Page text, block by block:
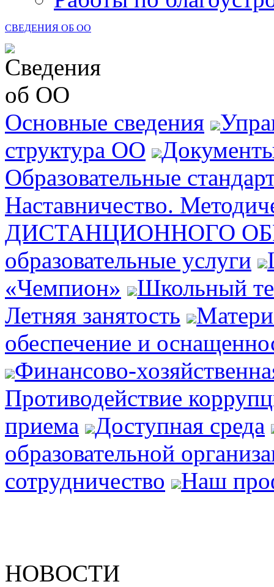
СВЕДЕНИЯ ОБ ОО
Основные сведения
структура ОО
Образовательные
Наставничество.
ДИСТАНЦИОННОГО
образовательные услуги
«Чемпион»
Школьный
Летняя занятость
обеспечение и
Финансово-
Противодействие
приема
Доступная среда
образовательной
сотрудничество
Наш
НОВОСТИ